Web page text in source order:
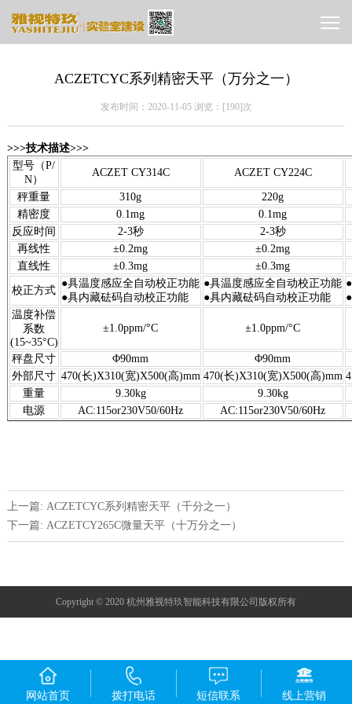
ACZETCYC系列精密天平（万分之一）
发布时间：2020-11-05 浏览：[190]次
>>>技术描述>>>
型号（P/
N）
ACZET CY314C ACZET CY224C
秤重量 310g
220g
精密度
0.1mg
0.1mg
反应时间
2-3秒
2-3秒
再线性
±0.2mg
±0.2mg
直线性
±0.3mg ±0.3mg
校正方式
●具温度感应全自动校正功能
●具内藏砝码自动校正功能
●具温度感应全自动校正功能
●具内藏砝码自动校正功能
温度补偿
系数
(15~35°C)
±1.0ppm/°C ±1.0ppm/°C
秤盘尺寸 Φ90mm
Φ90mm
外部尺寸 470(长)X310(宽)X500(高)mm 470(长)X310(宽)X500(高)mm
重量
9.30kg
9.30kg
电源
AC:115or230V50/60Hz AC:115or230V50/60Hz
上一篇: ACZETCYC系列精密天平（千分之一）
下一篇: ACZETCY265C微量天平（十万分之一）
Copyright © 2020 杭州雅视特玖智能科技有限公司版权所有
网站首页 拨打电话 短信联系 线上营销